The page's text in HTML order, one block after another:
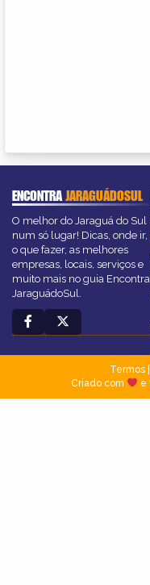
ENCONTRAJARAGUÁDOSUL
O melhor do Jaraguá do Sul
num só lugar! Dicas, onde ir,
o que fazer, as melhores
empresas, locais, serviços e
muito mais no guia Encontra
JaraguádoSul.
Termos|
Criado com
e